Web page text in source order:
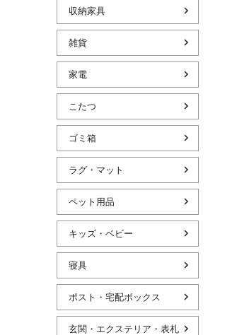
収納家具
雑貨
家電
こたつ
ゴミ箱
ラグ・マット
ペット用品
キッズ・ベビー
寝具
ポスト・宅配ボックス
玄関・エクステリア・表札